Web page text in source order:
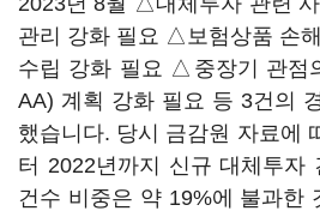
관리 강화 필요 △보험상품 손
수립 강화 필요 △중장기 관점
AA) 계획 강화 필요 등 3건의
했습니다. 당시 금감원 자료에
터 2022년까지 신규 대체투자
건수 비중은 약 19%에 불과한